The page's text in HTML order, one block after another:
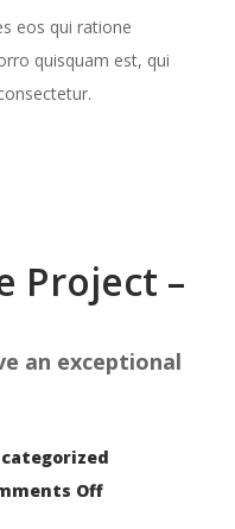
eos qui ratione
quisquam est, qui
Project –
an exceptional
Offon